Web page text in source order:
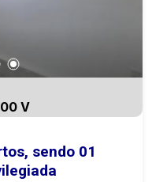
V
sendo 01